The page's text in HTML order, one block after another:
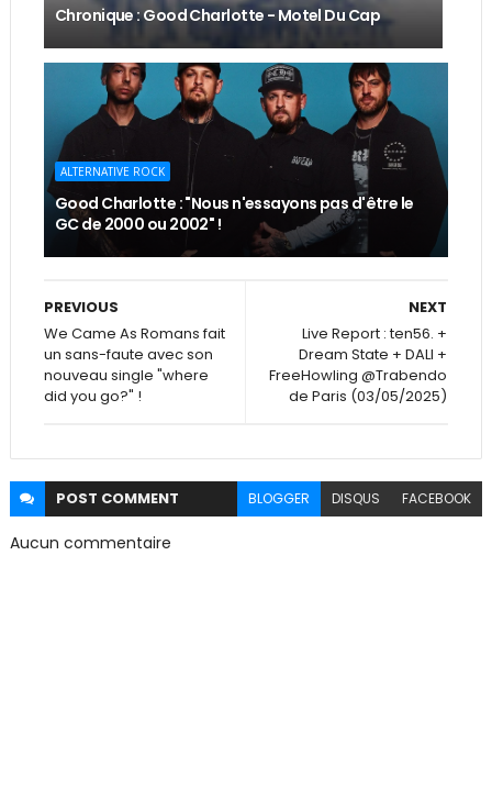
Chronique : Good Charlotte - Motel Du Cap
ALTERNATIVE ROCK
Good Charlotte : "Nous n'essayons pas d'être le
GC de 2000 ou 2002" !
NEXT
Live Report : ten56. +
Dream State + DALI +
FreeHowling @Trabendo
de Paris (03/05/2025)
PREVIOUS
We Came As Romans fait
un sans-faute avec son
nouveau single "where
did you go?" !
POST COMMENT BLOGGER DISQUS FACEBOOK
Aucun commentaire